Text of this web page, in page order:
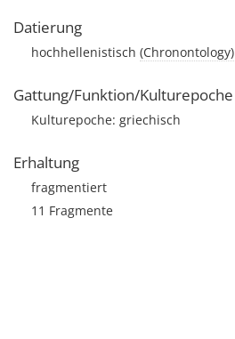
Datierung
hochhellenistisch (Chronontology)
Gattung/Funktion/Kulturepoche
Kulturepoche: griechisch
Erhaltung
fragmentiert
11 Fragmente